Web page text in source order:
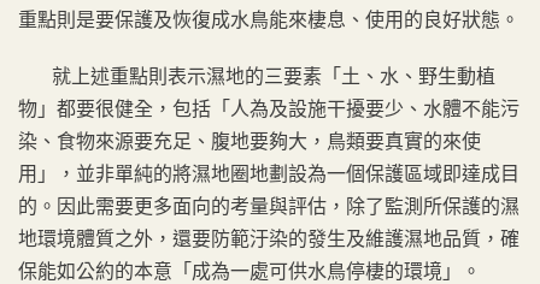
重點則是要保護及恢復成水鳥能來棲息、使用的良好狀態。
就上述重點則表示濕地的三要素「土、水、野生動植
物」都要很健全，包括「人為及設施干擾要少、水體不能污
染、食物來源要充足、腹地要夠大，鳥類要真實的來使
用」，並非單純的將濕地圈地劃設為一個保護區域即達成目
的。因此需要更多面向的考量與評估，除了監測所保護的濕
地環境體質之外，還要防範汙染的發生及維護濕地品質，確
保能如公約的本意「成為一處可供水鳥停棲的環境」。